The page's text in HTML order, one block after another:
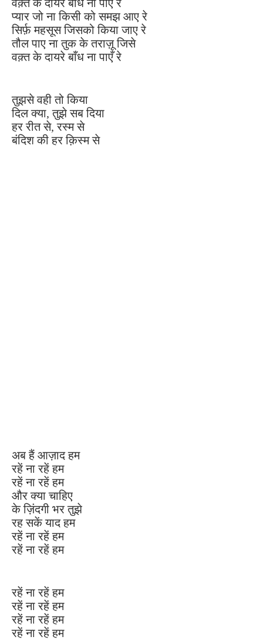
वक़्त के दायरे बाँध ना पाएँ रे
प्यार जो ना किसी को समझ आए रे
सिर्फ़ महसूस जिसको किया जाए रे
तौल पाए ना तुक के तराज़ू जिसे
वक़्त के दायरे बाँध ना पाएँ रे
तुझसे वही तो किया
दिल क्या, तुझे सब दिया
हर रीत से, रस्म से
बंदिश की हर क़िस्म से
अब हैं आज़ाद हम
रहें ना रहें हम
रहें ना रहें हम
और क्या चाहिए
के ज़िंदगी भर तुझे
रह सकें याद हम
रहें ना रहें हम
रहें ना रहें हम
रहें ना रहें हम
रहें ना रहें हम
रहें ना रहें हम
रहें ना रहें हम